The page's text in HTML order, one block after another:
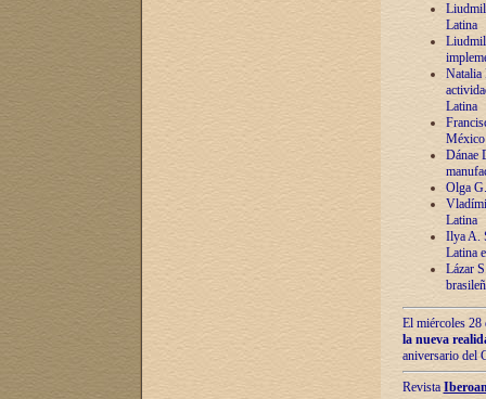
Latina
Natalia
Latina
México
Dánae
Olga
Latina
Ilya A.
Latina
Lázar
El miércoles 28
la nueva
aniversario del
Revista